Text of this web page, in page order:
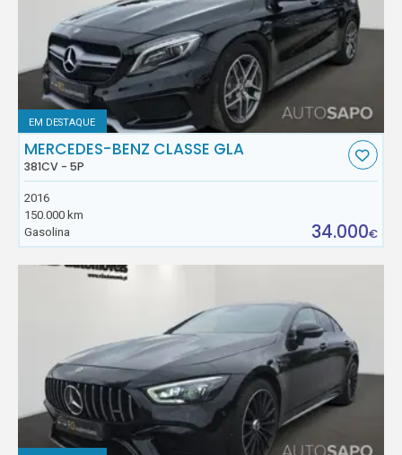
EM DESTAQUE
MERCEDES-BENZ CLASSE GLA
381CV - 5P
2016
150.000 km
Gasolina
34.000€